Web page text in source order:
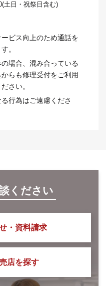
土日・祝祭日含む)
ビス向上のため通話を
。
場合、混み合っている
からも修理受付をご利⽤
さい。
る⾏為はご遠慮くださ
ください
・資料請求
店を探す